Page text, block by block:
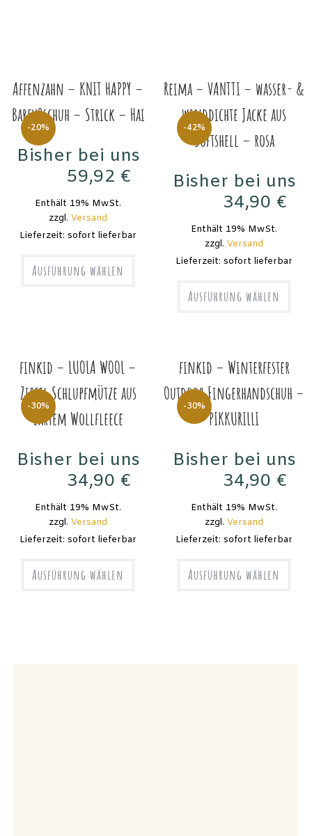
-20%
Affenzahn – KNIT HAPPY –
Barfußschuh – Strick – Hai
Bisher bei uns
59,92 €
Enthält 19% MwSt.
zzgl. Versand
Lieferzeit: sofort lieferbar
Ausführung wählen
-42%
Reima – VANTTI – wasser- &
winddichte Jacke aus
Softshell – rosa
Bisher bei uns
34,90 €
Enthält 19% MwSt.
zzgl. Versand
Lieferzeit: sofort lieferbar
Ausführung wählen
-30%
finkid – LUOLA WOOL –
Zipfel Schlupfmütze aus
zartem Wollfleece
Bisher bei uns
34,90 €
Enthält 19% MwSt.
zzgl. Versand
Lieferzeit: sofort lieferbar
Ausführung wählen
-30%
finkid – Winterfester
Outdoor Fingerhandschuh –
PIKKURILLI
Bisher bei uns
34,90 €
Enthält 19% MwSt.
zzgl. Versand
Lieferzeit: sofort lieferbar
Ausführung wählen